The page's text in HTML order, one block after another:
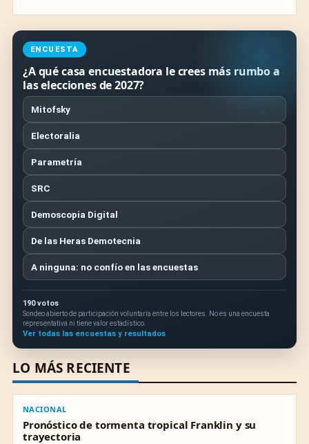
ENCUESTA
¿A qué casa encuestadora le crees más rumbo a
las elecciones de 2027?
Mitofsky
Electoralia
Parametría
SRC
Demoscopia Digital
De las Heras Demotecnia
A ninguna: no confío en las encuestas
190 votos
Sondeo abierto de participación voluntaria entre los lectores. No es una encuesta
representativa ni tiene valor estadístico.
Ver todas las encuestas y resultados
LO MÁS RECIENTE
NACIONAL
Pronóstico de tormenta tropical Franklin y su
trayectoria